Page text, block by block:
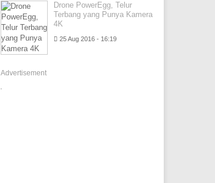
Drone PowerEgg, Telur
Terbang yang Punya Kamera
4K
25 Aug 2016 - 16:19
Advertisement